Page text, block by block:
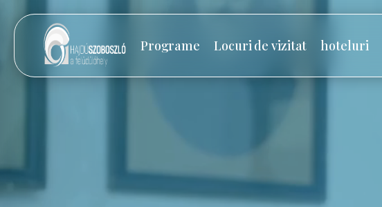
Programe Locuri de vizitat hoteluri